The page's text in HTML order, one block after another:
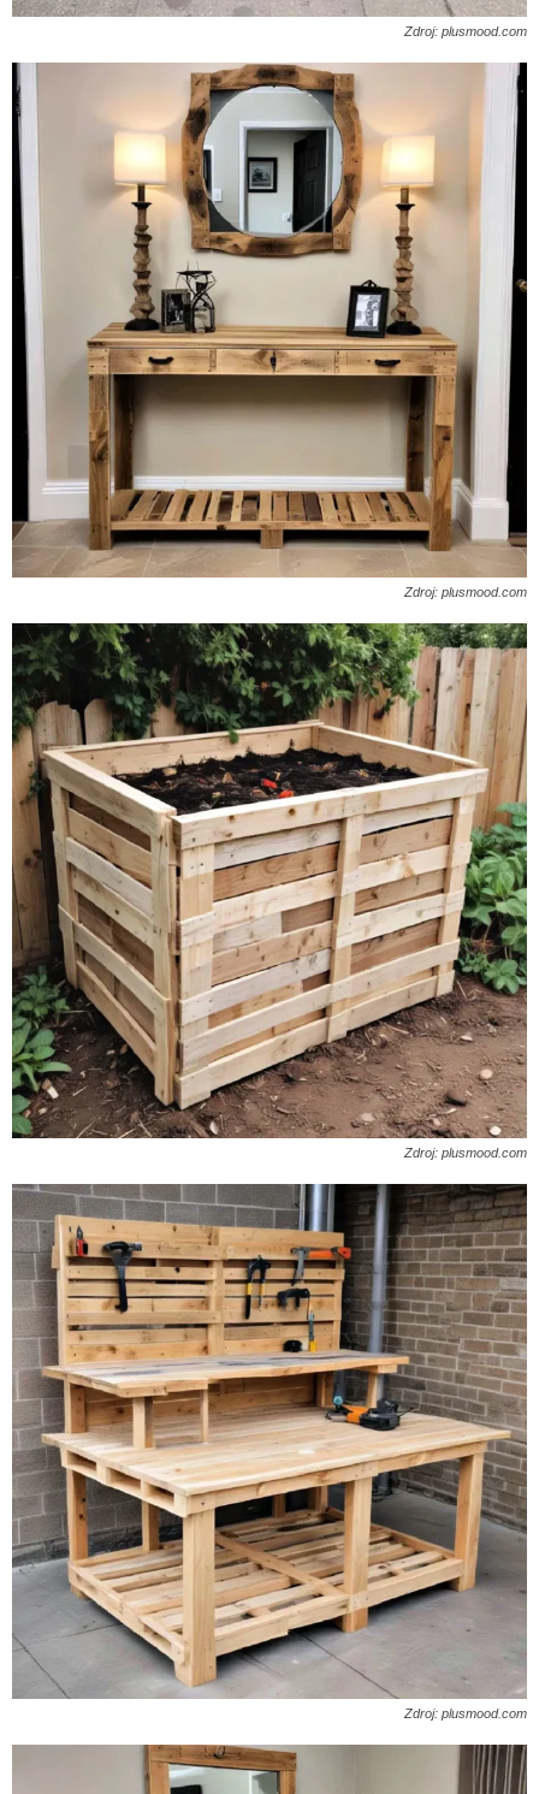
Zdroj: plusmood.com
Zdroj: plusmood.com
Zdroj: plusmood.com
Zdroj: plusmood.com